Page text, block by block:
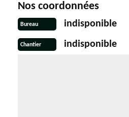
Nos coordonnées
Bureau indisponible
Chantier indisponible